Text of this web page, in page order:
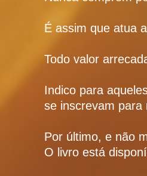
É assim que atua
Todo valor
Indico para
se inscrevam
Por último, e não
O livro está